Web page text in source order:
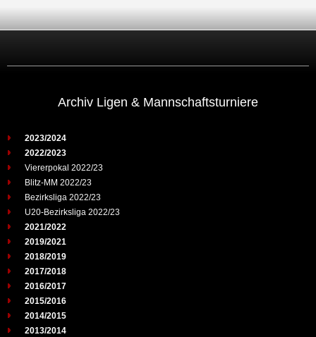
Archiv Ligen & Mannschaftsturniere
2023/2024
2022/2023
Viererpokal 2022/23
Blitz-MM 2022/23
Bezirksliga 2022/23
U20-Bezirksliga 2022/23
2021/2022
2019/2021
2018/2019
2017/2018
2016/2017
2015/2016
2014/2015
2013/2014